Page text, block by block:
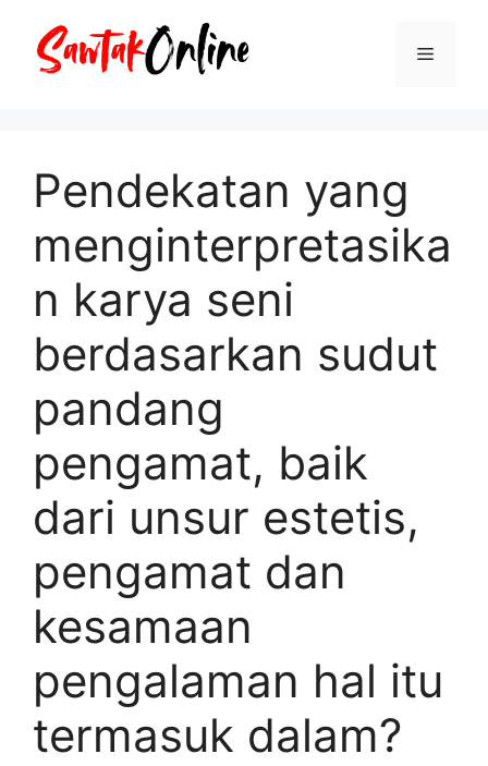
Menu
Pendekatan yang
menginterpretasika
n karya seni
berdasarkan sudut
pandang
pengamat, baik
dari unsur estetis,
pengamat dan
kesamaan
pengalaman hal itu
termasuk dalam?